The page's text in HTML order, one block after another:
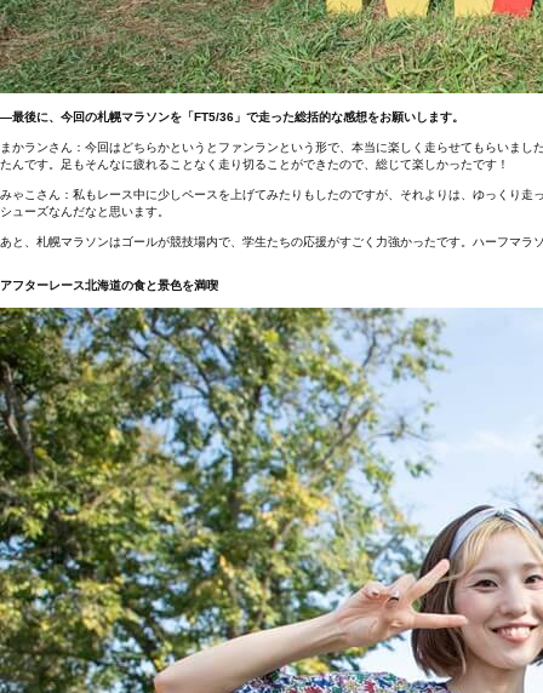
―最後に、今回の札幌マラソンを「FT5/36」で走った総括的な感想をお願いします。
まかランさん：今回はどちらかというとファンランという形で、本当に楽しく走らせてもらいま
たんです。足もそんなに疲れることなく走り切ることができたので、総じて楽しかったです！
みゃこさん：私もレース中に少しペースを上げてみたりもしたのですが、それよりは、ゆっくり
シューズなんだなと思います。
あと、札幌マラソンはゴールが競技場内で、学生たちの応援がすごく力強かったです。ハーフマ
アフターレース北海道の食と景色を満喫